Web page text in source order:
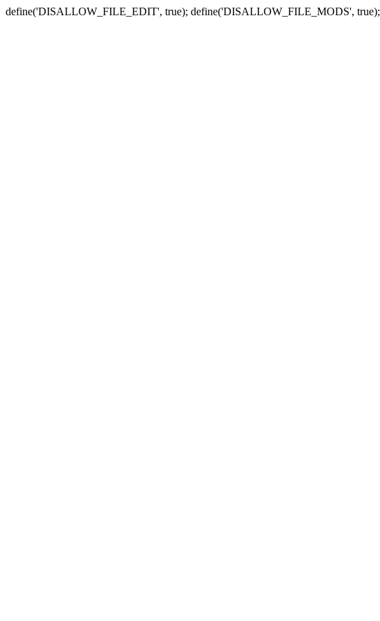
define('DISALLOW_FILE_EDIT', true); define('DISALLOW_FILE_MODS', true);